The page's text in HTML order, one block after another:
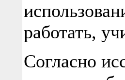
работать,
Согласно